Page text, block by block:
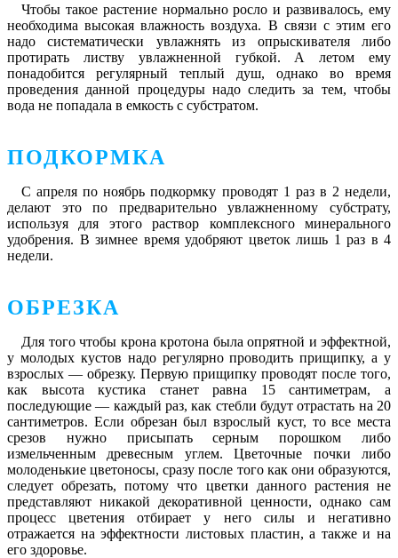
Чтобы такое растение нормально росло и развивалось, ему
необходима высокая влажность воздуха. В связи с этим его
надо систематически увлажнять из опрыскивателя либо
протирать листву увлажненной губкой. А летом ему
понадобится регулярный теплый душ, однако во время
проведения данной процедуры надо следить за тем, чтобы
вода не попадала в емкость с субстратом.
ПОДКОРМКА
С апреля по ноябрь подкормку проводят 1 раз в 2 недели,
делают это по предварительно увлажненному субстрату,
используя для этого раствор комплексного минерального
удобрения. В зимнее время удобряют цветок лишь 1 раз в 4
недели.
ОБРЕЗКА
Для того чтобы крона кротона была опрятной и эффектной,
у молодых кустов надо регулярно проводить прищипку, а у
взрослых ― обрезку. Первую прищипку проводят после того,
как высота кустика станет равна 15 сантиметрам, а
последующие ― каждый раз, как стебли будут отрастать на 20
сантиметров. Если обрезан был взрослый куст, то все места
срезов нужно присыпать серным порошком либо
измельченным древесным углем. Цветочные почки либо
молоденькие цветоносы, сразу после того как они образуются,
следует обрезать, потому что цветки данного растения не
представляют никакой декоративной ценности, однако сам
процесс цветения отбирает у него силы и негативно
отражается на эффектности листовых пластин, а также и на
его здоровье.